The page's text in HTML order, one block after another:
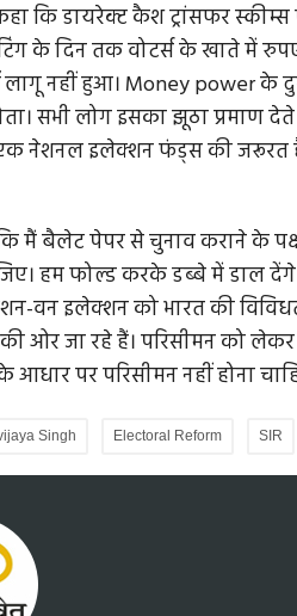
कि डायरेक्ट कैश ट्रांसफर
के दिन तक वोटर्स के खाते में
नहीं हुआ। Money power के
सभी लोग इसका झूठा प्रमाण
नेशनल इलेक्शन फंड्स की जरूरत
मैं बैलेट पेपर से चुनाव कराने के
हम फोल्ड करके डब्बे में डाल
वन इलेक्शन को भारत की
ओर जा रहे हैं। परिसीमन को
पर परिसीमन नहीं होना
Singh Electoral Reform SIR